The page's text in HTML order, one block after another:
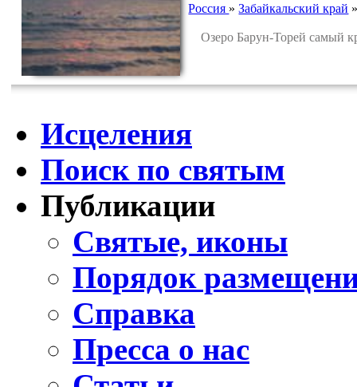
Россия »Забайкальский край
Озеро Барун-Торей самый
Исцеления
Поиск по святым
Публикации
Святые, иконы
Порядок
Справка
Пресса о нас